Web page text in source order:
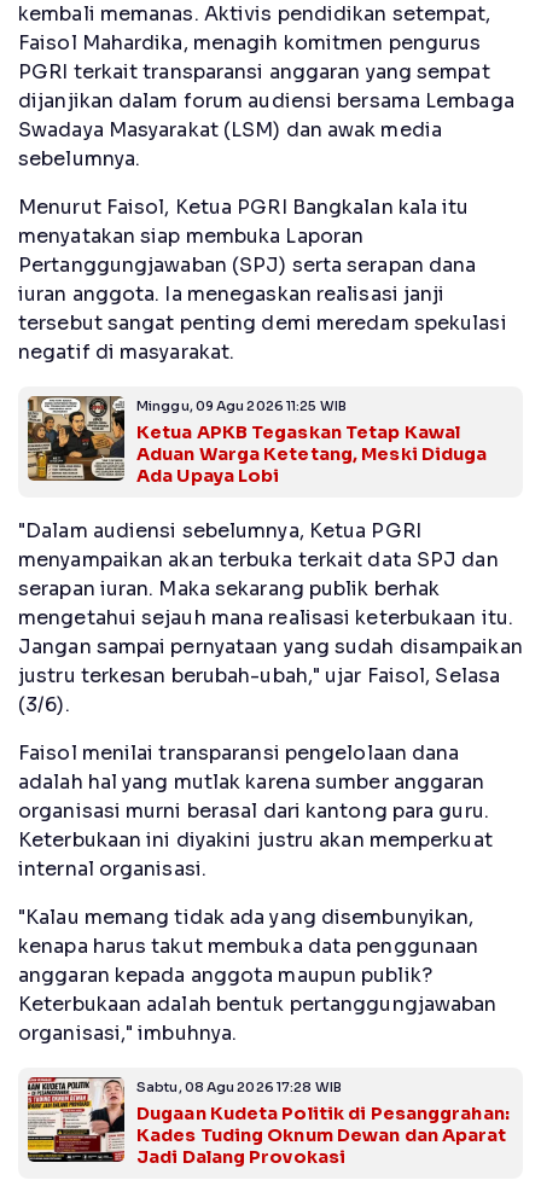
kembali memanas. Aktivis pendidikan setempat,
Faisol Mahardika, menagih komitmen pengurus
PGRI terkait transparansi anggaran yang sempat
dijanjikan dalam forum audiensi bersama Lembaga
Swadaya Masyarakat (LSM) dan awak media
sebelumnya.
Menurut Faisol, Ketua PGRI Bangkalan kala itu
menyatakan siap membuka Laporan
Pertanggungjawaban (SPJ) serta serapan dana
iuran anggota. Ia menegaskan realisasi janji
tersebut sangat penting demi meredam spekulasi
negatif di masyarakat.
Minggu, 09 Agu 2026 11:25 WIB
Ketua APKB Tegaskan Tetap Kawal
Aduan Warga Ketetang, Meski Diduga
Ada Upaya Lobi
"Dalam audiensi sebelumnya, Ketua PGRI
menyampaikan akan terbuka terkait data SPJ dan
serapan iuran. Maka sekarang publik berhak
mengetahui sejauh mana realisasi keterbukaan itu.
Jangan sampai pernyataan yang sudah disampaikan
justru terkesan berubah-ubah," ujar Faisol, Selasa
(3/6).
Faisol menilai transparansi pengelolaan dana
adalah hal yang mutlak karena sumber anggaran
organisasi murni berasal dari kantong para guru.
Keterbukaan ini diyakini justru akan memperkuat
internal organisasi.
"Kalau memang tidak ada yang disembunyikan,
kenapa harus takut membuka data penggunaan
anggaran kepada anggota maupun publik?
Keterbukaan adalah bentuk pertanggungjawaban
organisasi," imbuhnya.
Sabtu, 08 Agu 2026 17:28 WIB
Dugaan Kudeta Politik di Pesanggrahan:
Kades Tuding Oknum Dewan dan Aparat
Jadi Dalang Provokasi